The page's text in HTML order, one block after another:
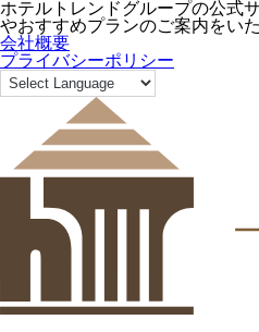
ホテルトレンドグループの公式
やおすすめプランのご案内をいた
会社概要
プライバシーポリシー